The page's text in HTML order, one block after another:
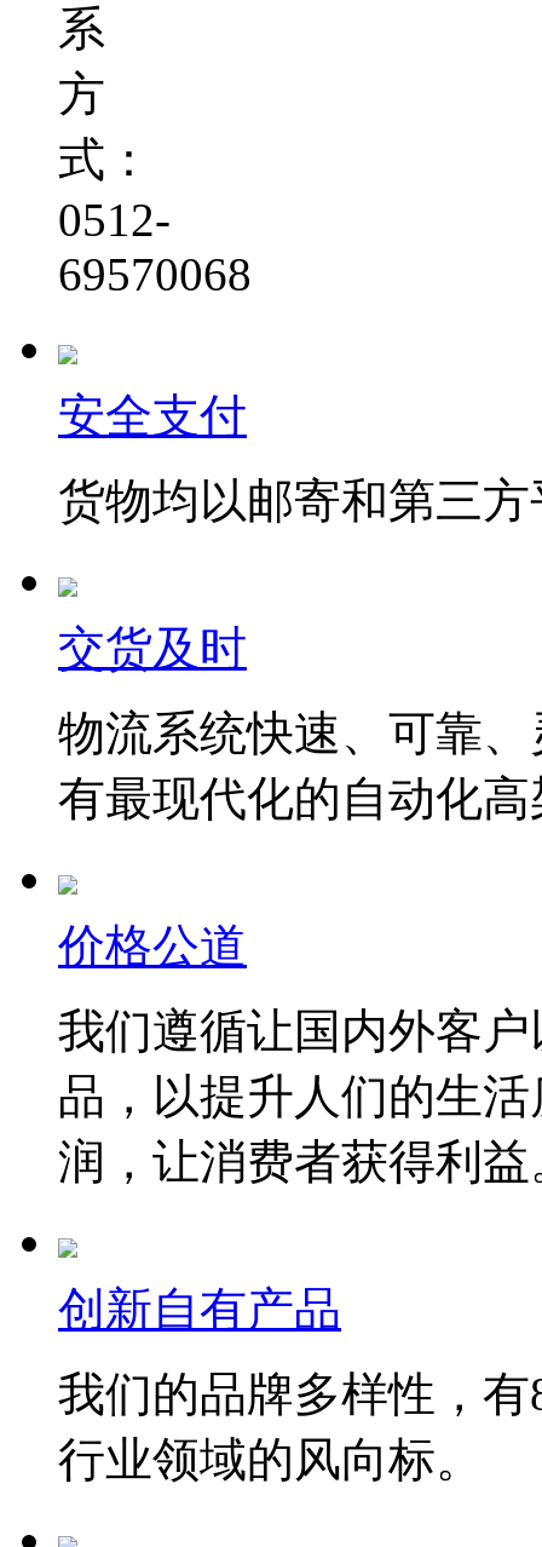
系
方
式：
0512-
69570068
安全支付
货物均以邮寄和第三
交货及时
物流系统快速、可靠
有最现代化的自动化
价格公道
我们遵循让国内外客
品，以提升人们的生
润，让消费者获得利益
创新自有产品
我们的品牌多样性，
行业领域的风向标。